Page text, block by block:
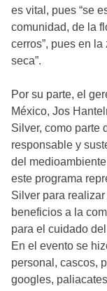
es vital, pues “se
comunidad, de la
cerros”, pues en
seca”.
Por su parte, el
México, Jos
Silver, como parte
responsable y
del
este programa
Silver para
beneficios a la
para el cuidado
En el evento se
personal, cascos,
googles,